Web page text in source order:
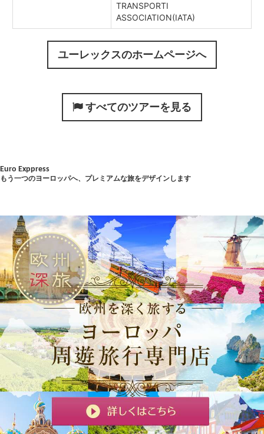
TRANSPORTI
ASSOCIATION(IATA)
ユーレックスのホームページへ
すべてのツアーを見る
Euro Exppress
もう一つのヨーロッパへ、プレミアムな旅をデザインします